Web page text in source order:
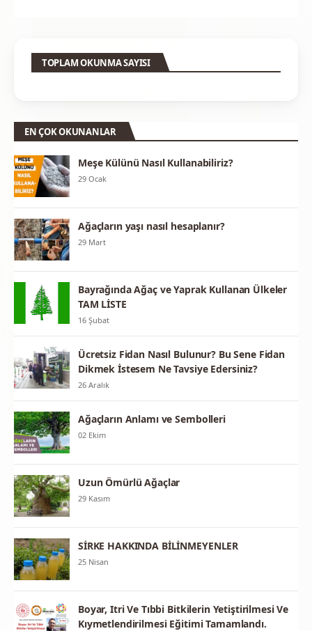
TOPLAM OKUNMA SAYISI
EN ÇOK OKUNANLAR
Meşe Külünü Nasıl Kullanabiliriz?
29 Ocak
Ağaçların yaşı nasıl hesaplanır?
29 Mart
Bayrağında Ağaç ve Yaprak Kullanan Ülkeler
TAM LİSTE
16 Şubat
Ücretsiz Fidan Nasıl Bulunur? Bu Sene Fidan
Dikmek İstesem Ne Tavsiye Edersiniz?
26 Aralık
Ağaçların Anlamı ve Sembolleri
02 Ekim
Uzun Ömürlü Ağaçlar
29 Kasım
SİRKE HAKKINDA BİLİNMEYENLER
25 Nisan
Boyar, Itri Ve Tıbbi Bitkilerin Yetiştirilmesi Ve
Kıymetlendirilmesi Eğitimi Tamamlandı.